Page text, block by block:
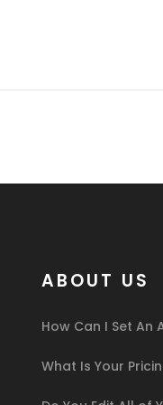
ABOUT US
How Can I Set An
What Is Your